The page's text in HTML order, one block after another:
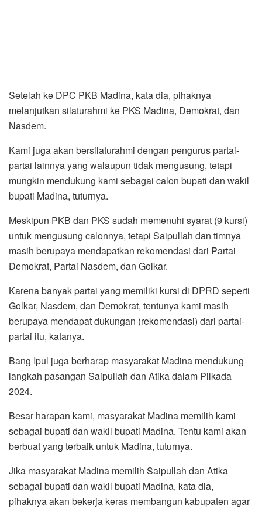
Setelah ke DPC PKB Madina, kata dia, pihaknya
melanjutkan silaturahmi ke PKS Madina, Demokrat, dan
Nasdem.
Kami juga akan bersilaturahmi dengan pengurus partai-
partai lainnya yang walaupun tidak mengusung, tetapi
mungkin mendukung kami sebagai calon bupati dan wakil
bupati Madina, tuturnya.
Meskipun PKB dan PKS sudah memenuhi syarat (9 kursi)
untuk mengusung calonnya, tetapi Saipullah dan timnya
masih berupaya mendapatkan rekomendasi dari Partai
Demokrat, Partai Nasdem, dan Golkar.
Karena banyak partai yang memiliki kursi di DPRD seperti
Golkar, Nasdem, dan Demokrat, tentunya kami masih
berupaya mendapat dukungan (rekomendasi) dari partai-
partai itu, katanya.
Bang Ipul juga berharap masyarakat Madina mendukung
langkah pasangan Saipullah dan Atika dalam Pilkada
2024.
Besar harapan kami, masyarakat Madina memilih kami
sebagai bupati dan wakil bupati Madina. Tentu kami akan
berbuat yang terbaik untuk Madina, tuturnya.
Jika masyarakat Madina memilih Saipullah dan Atika
sebagai bupati dan wakil bupati Madina, kata dia,
pihaknya akan bekerja keras membangun kabupaten agar